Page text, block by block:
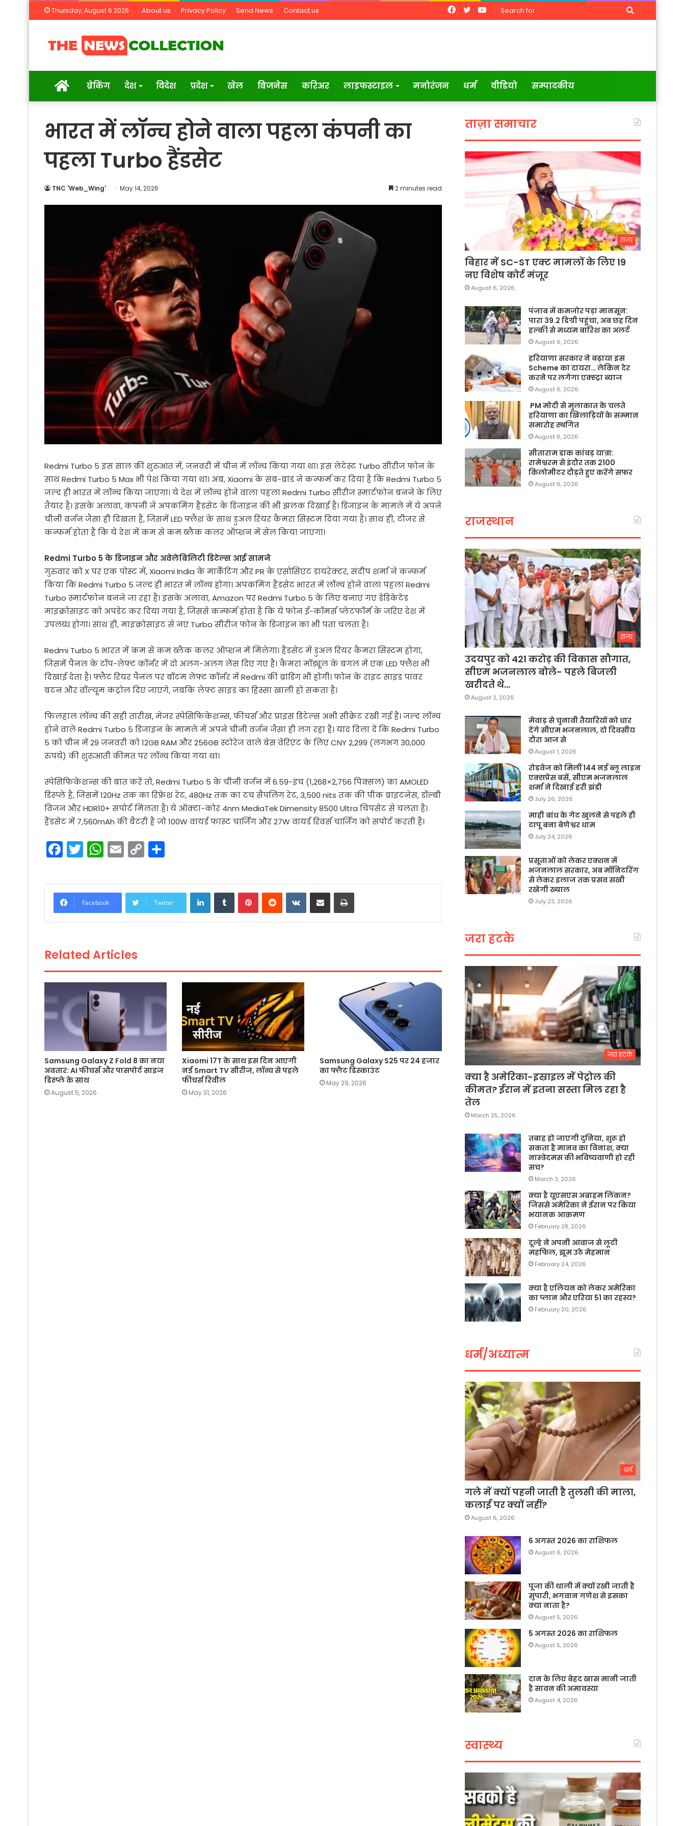
Thursday, August 6 2026 About us Privacy Policy Send News Contact us
Search
YouTube
Twitter
Facebook
Homeब्रेकिंग देश विदेश प्रदेश खेल बिजनेस करिअर लाइफस्टाइल मनोरंजन धर्म वीडियो सम्पादकीय
भारत में लॉन्च होने वाला पहला कंपनी का
पहला Turbo हैंडसेट
TNC 'Web_Wing' May 14, 2026 2 minutes read
Redmi Turbo 5 इस साल की शुरुआत में, जनवरी में चीन में लॉन्च किया गया था। इस लेटेस्ट Turbo सीरीज फोन के
साथ Redmi Turbo 5 Max भी पेश किया गया था। अब, Xiaomi के सब-ब्रांड ने कन्फर्म कर दिया है कि Redmi Turbo 5
जल्द ही भारत में लॉन्च किया जाएगा। ये देश में लॉन्च होने वाला पहला Redmi Turbo सीरीज स्मार्टफोन बनने के लिए
तैयार है। इसके अलावा, कंपनी ने अपकमिंग हैंडसेट के डिजाइन की भी झलक दिखाई है। डिजाइन के मामले में ये अपने
चीनी वर्जन जैसा ही दिखता है, जिसमें LED फ्लैश के साथ डुअल रियर कैमरा सिस्टम दिया गया है। साथ ही, टीजर से
कन्फर्म होता है कि ये देश में कम से कम ब्लैक कलर ऑप्शन में सेल किया जाएगा।
Redmi Turbo 5 के डिजाइन और अवेलेबिलिटी डिटेल्स आई सामने
गुरुवार को X पर एक पोस्ट में, Xiaomi India के मार्केटिंग और PR के एसोसिएट डायरेक्टर, संदीप शर्मा ने कन्फर्म
किया कि Redmi Turbo 5 जल्द ही भारत में लॉन्च होगा। अपकमिंग हैंडसेट भारत में लॉन्च होने वाला पहला Redmi
Turbo स्मार्टफोन बनने जा रहा है। इसके अलावा, Amazon पर Redmi Turbo 5 के लिए बनाए गए डेडिकेटेड
माइक्रोसाइट को अपडेट कर दिया गया है, जिससे कन्फर्म होता है कि ये फोन ई-कॉमर्स प्लेटफॉर्म के जरिए देश में
उपलब्ध होगा। साथ ही, माइक्रोसाइट से नए Turbo सीरीज फोन के डिजाइन का भी पता चलता है।
Redmi Turbo 5 भारत में कम से कम ब्लैक कलर ऑप्शन में मिलेगा। हैंडसेट में डुअल रियर कैमरा सिस्टम होगा,
जिसमें पैनल के टॉप-लेफ्ट कॉर्नर में दो अलग-अलग लेंस दिए गए हैं। कैमरा मॉड्यूल के बगल में एक LED फ्लैश भी
दिखाई देता है। फ्लैट रियर पैनल पर बॉटम लेफ्ट कॉर्नर में Redmi की ब्रांडिंग भी होगी। फोन के राइट साइड पावर
बटन और वॉल्यूम कंट्रोल दिए जाएंगे, जबकि लेफ्ट साइड का हिस्सा खाली हो सकता है।
फिलहाल लॉन्च की सही तारीख, मेजर स्पेसिफिकेशन्स, फीचर्स और प्राइस डिटेल्स अभी सीक्रेट रखी गई हैं। जल्द लॉन्च
होने वाले Redmi Turbo 5 डिजाइन के मामले में अपने चीनी वर्जन जैसा ही लग रहा है। याद दिला दें कि Redmi Turbo
5 को चीन में 29 जनवरी को 12GB RAM और 256GB स्टोरेज वाले बेस वेरिएंट के लिए CNY 2,299 (लगभग 30,000
रुपये) की शुरुआती कीमत पर लॉन्च किया गया था।
स्पेसिफिकेशन्स की बात करें तो, Redmi Turbo 5 के चीनी वर्जन में 6.59-इंच (1,268×2,756 पिक्सल) का AMOLED
डिस्प्ले है, जिसमें 120Hz तक का रिफ्रेश रेट, 480Hz तक का टच सैंपलिंग रेट, 3,500 nits तक की पीक ब्राइटनेस, डॉल्बी
विजन और HDR10+ सपोर्ट मिलता है। ये ऑक्टा-कोर 4nm MediaTek Dimensity 8500 Ultra चिपसेट से चलता है।
हैंडसेट में 7,560mAh की बैटरी है जो 100W वायर्ड फास्ट चार्जिंग और 27W वायर्ड रिवर्स चार्जिंग को सपोर्ट करती है।
F
a
c
e
b
o
k
T
w
itt
er
W
h
a
ts
A
p
E
m
ai
l
C
o
p
y
Li
ar
e
Facebook Twitter
LinkedInTumblrPinterestReddit VKontakte
Share via Email Print
Related Articles
Samsung Galaxy Z Fold 8 का नया
अवतार: AI फीचर्स और पासपोर्ट साइज
डिस्प्ले के साथ
August 5, 2026
Xiaomi 17T के साथ इस दिन आएगी
नई Smart TV सीरीज, लॉन्च से पहले
फीचर्स रिवील
May 31, 2026
Samsung Galaxy S25 पर 24 हजार
का फ्लैट डिस्काउंट
May 29, 2026
ताज़ा समाचार
राज्य
बिहार में SC-ST एक्ट मामलों के लिए 19
नए विशेष कोर्ट मंजूर
August 6, 2026
पंजाब में कमजोर पड़ा मानसून:
पारा 39.2 डिग्री पहुंचा, अब छह दिन
हल्की से मध्यम बारिश का अलर्ट
August 6, 2026
हरियाणा सरकार ने बढ़ाया इस
Scheme का दायरा… लेकिन देर
करने पर लगेगा एक्स्ट्रा ब्याज
August 6, 2026
PM मोदी से मुलाकात के चलते
हरियाणा का खिलाड़ियों के सम्मान
समारोह स्थगित
August 6, 2026
सीताराम डाक कांवड़ यात्रा:
रामेश्वरम से इंदौर तक 2100
किलोमीटर दौड़ते हुए करेंगे सफर
August 6, 2026
राजस्थान
राज्य
उदयपुर को 421 करोड़ की विकास सौगात,
सीएम भजनलाल बोले- पहले बिजली
खरीदते थे…
August 2, 2026
मेवाड़ से चुनावी तैयारियों को धार
देंगे सीएम भजनलाल, दो दिवसीय
दौरा आज से
August 1, 2026
रोडवेज को मिलीं 144 नई ब्लू लाइन
एक्सप्रेस बसें, सीएम भजनलाल
शर्मा ने दिखाई हरी झंडी
July 26, 2026
माही बांध के गेट खुलने से पहले ही
टापू बना बेणेश्वर धाम
July 24, 2026
प्रसूताओं को लेकर एक्शन में
भजनलाल सरकार, अब मॉनिटरिंग
से लेकर इलाज तक प्रसव सखी
रखेगी ख्याल
July 23, 2026
जरा हटके
जरा हटके
क्या है अमेरिका-इस्राइल में पेट्रोल की
कीमत? ईरान में इतना सस्ता मिल रहा है
तेल
March 25, 2026
तबाह हो जाएगी दुनिया, शुरू हो
सकता है मानव का विनाश, क्या
नास्त्रेदमस की भविष्यवाणी हो रही
सच?
March 3, 2026
क्या है यूएसएस अब्राहम लिंकन?
जिससे अमेरिका ने ईरान पर किया
भयानक आक्रमण
February 28, 2026
दूल्हे ने अपनी आवाज से लूटी
महफिल, झूम उठे मेहमान
February 24, 2026
क्या है एलियन को लेकर अमेरिका
का प्लान और एरिया 51 का रहस्य?
February 20, 2026
धर्म/अध्यात्म
धर्म
गले में क्यों पहनी जाती है तुलसी की माला,
कलाई पर क्यों नहीं?
August 6, 2026
6 अगस्त 2026 का राशिफल
August 6, 2026
पूजा की थाली में क्यों रखी जाती है
सुपारी, भगवान गणेश से इसका
क्या नाता है?
August 5, 2026
5 अगस्त 2026 का राशिफल
August 5, 2026
दान के लिए बेहद खास मानी जाती
है सावन की अमावस्या
August 4, 2026
स्वास्थ्य